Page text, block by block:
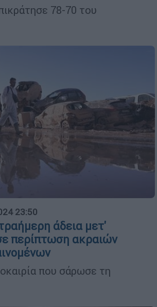
78-70 του
23:50
άδεια μετ'
περίπτωση ακραιών
που σάρωσε τη